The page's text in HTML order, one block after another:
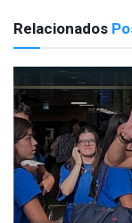
Relacionados